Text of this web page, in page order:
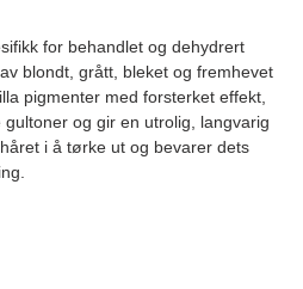
for behandlet og dehydrert
blondt, grått, bleket og fremhevet
pigmenter med forsterket effekt,
og gir en utrolig, langvarig
i å tørke ut og bevarer dets